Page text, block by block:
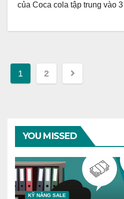
của Coca cola tập trung vào
Phân
viết
1 2
YOU MISSED
KỸ NĂNG SALE